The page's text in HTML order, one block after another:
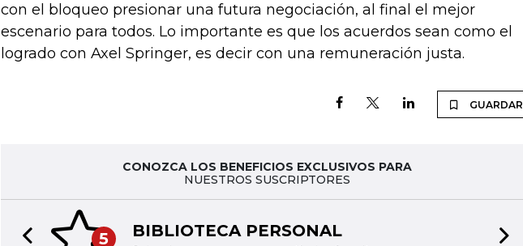
con el bloqueo presionar una futura negociación, al final el mejor
escenario para todos. Lo importante es que los acuerdos sean como el
logrado con Axel Springer, es decir con una remuneración justa.
GUARDAR
CONOZCA LOS BENEFICIOS EXCLUSIVOS PARA
NUESTROS SUSCRIPTORES
5 BIBLIOTECA PERSONAL